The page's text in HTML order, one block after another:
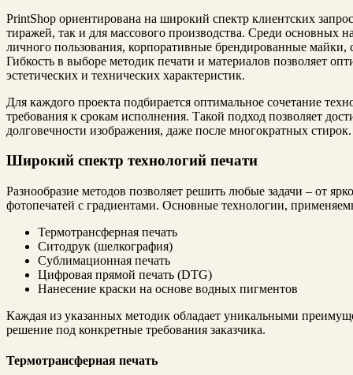
PrintShop ориентирована на широкий спектр клиентских
тиражей, так и для массового производства. Среди основных
личного пользования, корпоративные брендированные
Гибкость в выборе методик печати и материалов позволяет
эстетических и технических характеристик.
Для каждого проекта подбирается оптимальное сочетание
требования к срокам исполнения. Такой подход позволяет
долговечности изображения, даже после многократных стирок.
Широкий спектр технологий печати
Разнообразие методов позволяет решить любые задачи – от
фотопечатей с градиентами. Основные технологии,
Термотрансферная печать
Ситодрук (шелкография)
Сублимационная печать
Цифровая прямой печать (DTG)
Нанесение краски на основе водных пигментов
Каждая из указанных методик обладает уникальными
решение под конкретные требования заказчика.
Термотрансферная печать